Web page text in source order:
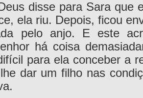
disse para Sara que
ela riu. Depois, ficou
pelo anjo. E este
há coisa
para ela conceber a
dar um filho nas